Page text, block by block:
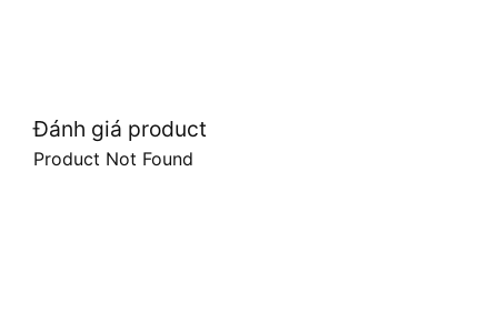
Đánh giá product
Product Not Found